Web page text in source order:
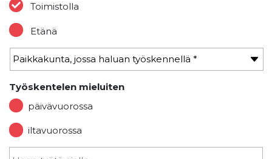
Toimistolla
Etänä
Työskentelen mieluiten
päivävuorossa
iltavuorossa